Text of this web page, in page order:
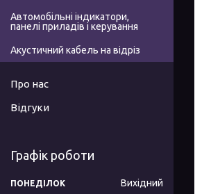
Автомобільні індикатори,
панелі приладів і керування
Акустичний кабель на відріз
Про нас
Відгуки
Графік роботи
ПОНЕДІЛОК Вихідний